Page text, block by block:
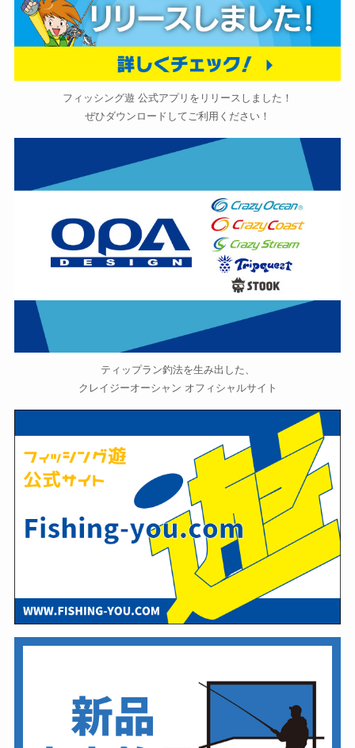
フィッシング遊 公式アプリをリリースしました！
ぜひダウンロードしてご利用ください！
ティップラン釣法を生み出した、
クレイジーオーシャン オフィシャルサイト